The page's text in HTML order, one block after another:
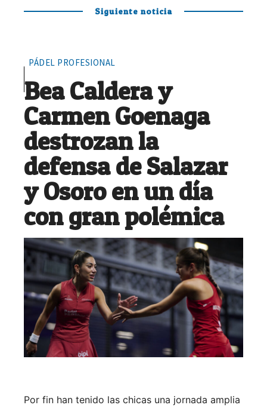
Siguiente noticia
PÁDEL PROFESIONAL
Bea Caldera y
Carmen Goenaga
destrozan la
defensa de Salazar
y Osoro en un día
con gran polémica
Por fin han tenido las chicas una jornada amplia